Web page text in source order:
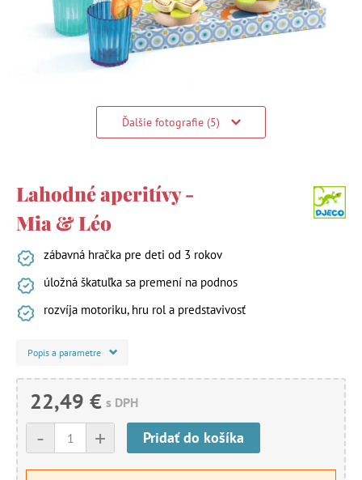
Ďalšie fotografie (5)
Lahodné aperitívy -
Mia & Léo
zábavná hračka pre deti od 3 rokov
úložná škatuľka sa premení na podnos
rozvíja motoriku, hru rol a predstavivosť
Popis a parametre
22,49 € s DPH
+
- Pridať do košíka